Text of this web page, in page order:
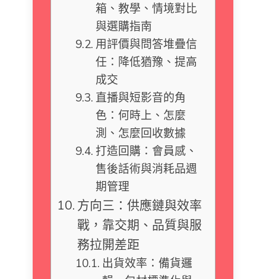
箱、教學、情境對比
與選購指南
用評價與問答堆疊信
任：降低猶豫、提高
成交
直播與短影音的角
色：何時上、怎麼
測、怎麼回收數據
打造回購：會員感、
售後話術與消耗品週
期管理
方向三：供應鏈與效率
戰，靠交期、品質與服
務拉開差距
出貨效率：備貨邏